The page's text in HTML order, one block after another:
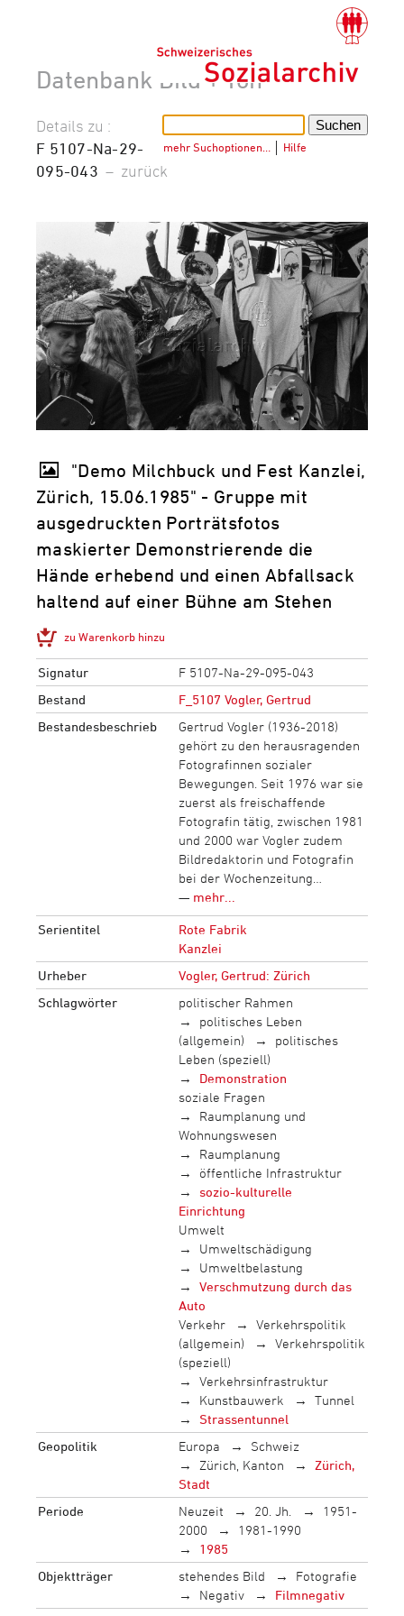
Datenbank Bild + Ton
mehr Suchoptionen… Hilfe
Details zu :
F 5107-Na-29-
095-043 – zurück
"Demo Milchbuck und Fest Kanzlei,
Zürich, 15.06.1985" - Gruppe mit
ausgedruckten Porträtsfotos
maskierter Demonstrierende die
Hände erhebend und einen Abfallsack
haltend auf einer Bühne am Stehen
zu Warenkorb hinzu
Signatur
F 5107-Na-29-095-043
Bestand
F_5107 Vogler, Gertrud
Bestandesbeschrieb
Gertrud Vogler (1936-2018)
gehört zu den herausragenden
Fotografinnen sozialer
Bewegungen. Seit 1976 war sie
zuerst als freischaffende
Fotografin tätig, zwischen 1981
und 2000 war Vogler zudem
Bildredaktorin und Fotografin
bei der Wochenzeitung…
— mehr...
Serientitel
Rote Fabrik
Kanzlei
Urheber
Vogler, Gertrud: Zürich
Schlagwörter
politischer Rahmen
politisches Leben
(allgemein)
politisches
Leben (speziell)
Demonstration
soziale Fragen
Raumplanung und
Wohnungswesen
Raumplanung
öffentliche Infrastruktur
sozio-kulturelle
Einrichtung
Umwelt
Umweltschädigung
Umweltbelastung
Verschmutzung durch das
Auto
Verkehr
Verkehrspolitik
(allgemein)
Verkehrspolitik
(speziell)
Verkehrsinfrastruktur
Kunstbauwerk
Tunnel
Strassentunnel
Geopolitik
Europa
Schweiz
Zürich, Kanton
Zürich,
Stadt
Periode
Neuzeit 20. Jh.
1951-
2000
1981-1990
1985
Objektträger
stehendes Bild
Fotografie
Negativ
Filmnegativ